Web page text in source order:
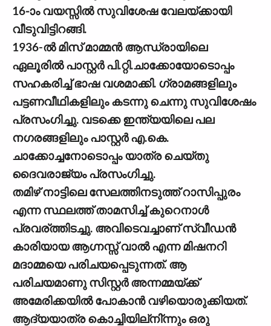
16-ാം വയസ്സില്‍ സുവിശേഷ വേലയ്ക്കായി
വീടുവിട്ടിറങ്ങി.
1936-ല്‍ മിസ് മാമ്മന്‍ ആന്ധ്രായിലെ
ഏലൂരില്‍ പാസ്റ്റര്‍ പി.റ്റി.ചാക്കോയോടൊപ്പം
സഹകരിച്ച് ഭാഷ വശമാക്കി. ഗ്രാമങ്ങളിലും
പട്ടണവീഥികളിലും കടന്നു ചെന്നു സുവിശേഷം
പ്രസംഗിച്ചു. വടക്കെ ഇന്ത്യയിലെ പല
നഗരങ്ങളിലും പാസ്റ്റര്‍ എ.കെ.
ചാക്കോച്ചനോടൊപ്പം യാത്ര ചെയ്തു
ദൈവരാജ്യം പ്രസംഗിച്ചു.
തമിഴ് നാട്ടിലെ സേലത്തിനടുത്ത് റാസിപ്പുരം
എന്ന സ്ഥലത്ത് താമസിച്ച് കുറെനാള്‍
പ്രവര്ത്തിടച്ചു. അവിടെവച്ചാണ് സ്വീഡന്‍
കാരിയായ ആഗ്നസ്സ് വാല്‍ എന്ന മിഷനറി
മദാമ്മയെ പരിചയപ്പെടുന്നത്. ആ
പരിചയമാണു സിസ്റ്റര്‍ അന്നമ്മയ്ക്ക്
അമേരിക്കയില്‍ പോകാന്‍ വഴിയൊരുക്കിയത്.
ആദ്യയാത്ര കൊച്ചിയില്നി്ന്നും ഒരു